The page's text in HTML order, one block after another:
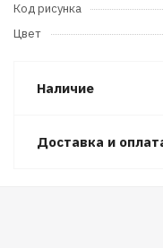
Код рисунка
Цвет
Наличие
Доставка и